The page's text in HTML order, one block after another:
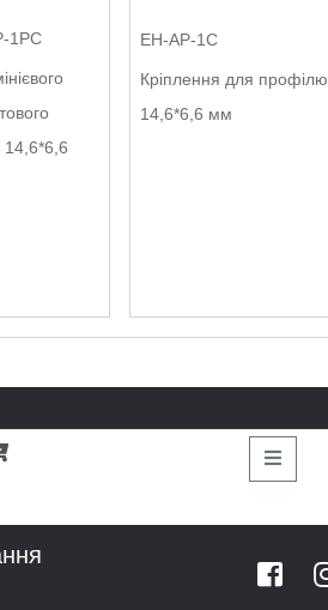
1PC
14,6*6,6
EH-AP-1C
Кріплення для профілю
14,6*6,6 мм